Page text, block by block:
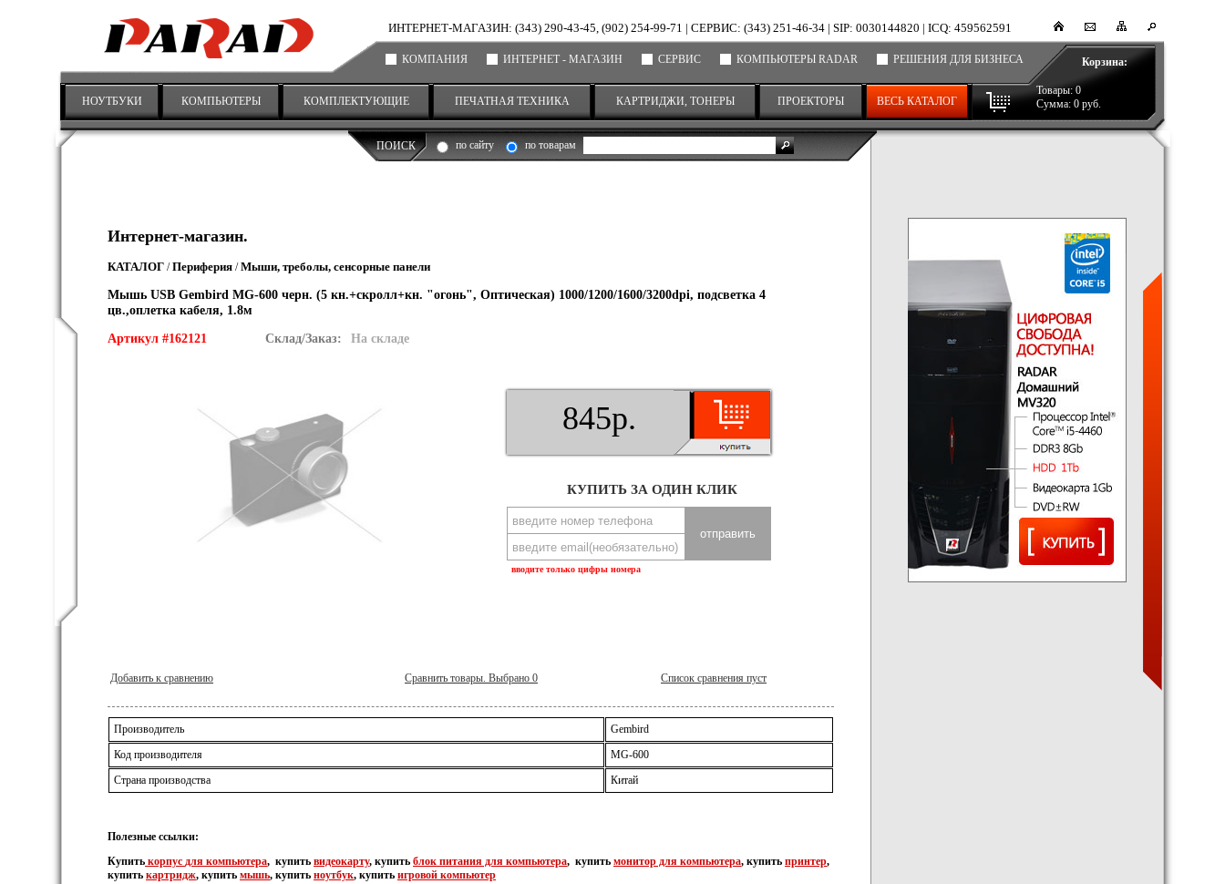
Корзина:
Товары: 0
Сумма: 0 руб.
ИНТЕРНЕТ-МАГАЗИН: (343) 290-43-45, (902) 254-99-71 | СЕРВИС: (343) 251-46-34 | SIP: 0030144820 | ICQ: 459562591
КОМПАНИЯ ИНТЕРНЕТ - МАГАЗИН СЕРВИС КОМПЬЮТЕРЫ RADAR РЕШЕНИЯ ДЛЯ БИЗНЕСА
НОУТБУКИ КОМПЬЮТЕРЫ КОМПЛЕКТУЮЩИЕ ПЕЧАТНАЯ ТЕХНИКА КАРТРИДЖИ, ТОНЕРЫ ПРОЕКТОРЫ ВЕСЬ КАТАЛОГ
ПОИСК по сайту по товарам
Интернет-магазин.
КАТАЛОГ /Периферия /Мыши, треболы, сенсорные панели
Мышь USB Gembird MG-600 черн. (5 кн.+скролл+кн. "огонь", Оптическая) 1000/1200/1600/3200dpi, подсветка 4
цв.,оплетка кабеля, 1.8м
Артикул #162121
Склад/Заказ: На складе
845р.
КУПИТЬ ЗА ОДИН КЛИК
вводите только цифры номера
Добавить к сравнению Сравнить товары. Выбрано 0 Список сравнения пуст
Производитель
Gembird
Код производителя
MG-600
Страна производства
Китай
Полезные ссылки:
Купить корпус для компьютера, купить видеокарту, купить блок питания для компьютера, купить монитор для компьютера, купить принтер,
купить картридж, купить мышь, купить ноутбук, купить игровой компьютер